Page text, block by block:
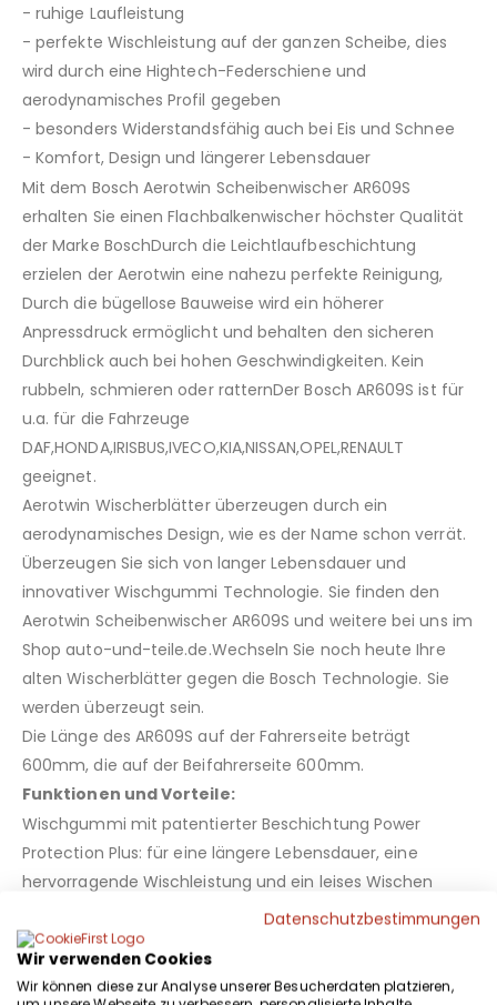
- ruhige Laufleistung
- perfekte Wischleistung auf der ganzen Scheibe, dies
wird durch eine Hightech-Federschiene und
aerodynamisches Profil gegeben
- besonders Widerstandsfähig auch bei Eis und Schnee
- Komfort, Design und längerer Lebensdauer
Mit dem Bosch Aerotwin Scheibenwischer AR609S
erhalten Sie einen Flachbalkenwischer höchster Qualität
der Marke BoschDurch die Leichtlaufbeschichtung
erzielen der Aerotwin eine nahezu perfekte Reinigung,
Durch die bügellose Bauweise wird ein höherer
Anpressdruck ermöglicht und behalten den sicheren
Durchblick auch bei hohen Geschwindigkeiten. Kein
rubbeln, schmieren oder ratternDer Bosch AR609S ist für
u.a. für die Fahrzeuge
DAF,HONDA,IRISBUS,IVECO,KIA,NISSAN,OPEL,RENAULT
geeignet.
Aerotwin Wischerblätter überzeugen durch ein
aerodynamisches Design, wie es der Name schon verrät.
Überzeugen Sie sich von langer Lebensdauer und
innovativer Wischgummi Technologie. Sie finden den
Aerotwin Scheibenwischer AR609S und weitere bei uns im
Shop auto-und-teile.de.Wechseln Sie noch heute Ihre
alten Wischerblätter gegen die Bosch Technologie. Sie
werden überzeugt sein.
Die Länge des AR609S auf der Fahrerseite beträgt
600mm, die auf der Beifahrerseite 600mm.
Funktionen und Vorteile:
Wischgummi mit patentierter Beschichtung Power
Protection Plus: für eine längere Lebensdauer, eine
hervorragende Wischleistung und ein leises Wischen
unter extremen Witterungsbedingungen
Maßgeschneiderte Hightech Evodium Doppel
Federschienen mit aerodynamisch optimiertem Profil:
erhöht den Anpressdruck des Wischblatts, um
Datenschutzbestimmungen
Wir verwenden Cookies
Wir können diese zur Analyse unserer Besucherdaten platzieren,